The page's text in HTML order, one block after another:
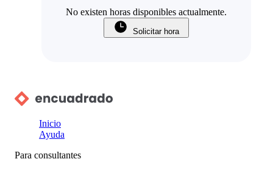
No existen horas disponibles actualmente.
Solicitar hora
Inicio
Ayuda
Para consultantes